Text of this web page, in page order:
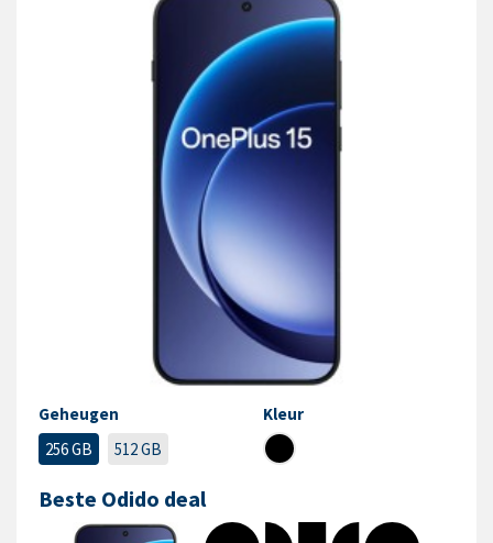
Geheugen
256 GB
512 GB
Kleur
Beste Odido deal